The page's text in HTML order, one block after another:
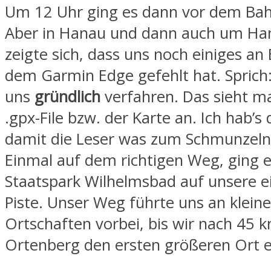
Um 12 Uhr ging es dann vor dem
Aber in Hanau und dann auch um
zeigte sich, dass uns noch einiges
dem Garmin Edge gefehlt hat.
uns gründlich verfahren. Das sieht
.gpx-File bzw. der Karte an. Ich hab’s
damit die Leser was zum
Einmal auf dem richtigen Weg, ging
Staatspark Wilhelmsbad auf unsere
Piste. Unser Weg führte uns an
Ortschaften vorbei, bis wir nach 45
Ortenberg den ersten größeren Ort